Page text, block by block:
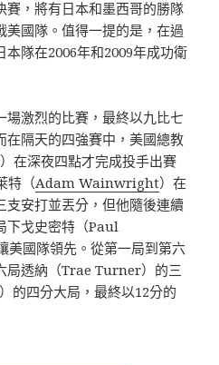
賽，將有日本和墨西哥的勝隊
美國隊。值得一提的是，在過
隊在2006年和2009年成功衛
場激烈的比賽，最終以九比七
在隔天的四強賽中，美國總教
在深夜四點才完成投手出賽
特（Adam Wainwright）在
支安打並丟分，但他隨後連續
下戈史密特（Paul
國隊領先。從第一局到第六
局透納（Trae Turner）的三
的四分大局，最終以12分的